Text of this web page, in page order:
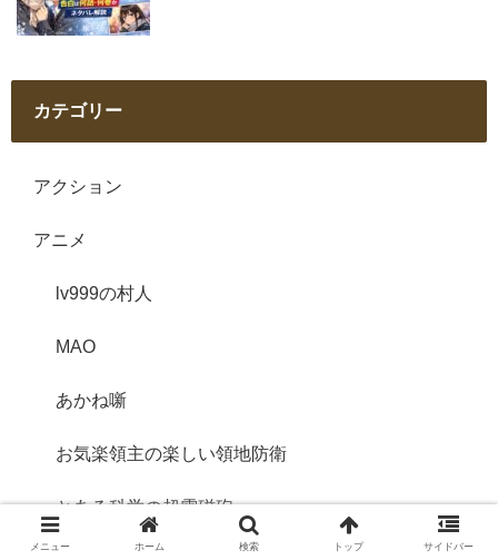
カテゴリー
アクション
アニメ
lv999の村人
MAO
あかね噺
お気楽領主の楽しい領地防衛
とある科学の超電磁砲
メニュー ホーム 検索 トップ サイドバー